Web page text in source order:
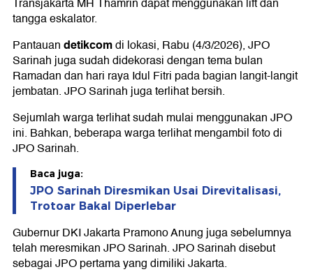
Transjakarta MH Thamrin dapat menggunakan lift dan
tangga eskalator.
Pantauandetikcomdi lokasi, Rabu (4/3/2026), JPO
Sarinah juga sudah didekorasi dengan tema bulan
Ramadan dan hari raya Idul Fitri pada bagian langit-langit
jembatan. JPO Sarinah juga terlihat bersih.
Sejumlah warga terlihat sudah mulai menggunakan JPO
ini. Bahkan, beberapa warga terlihat mengambil foto di
JPO Sarinah.
Baca juga:
JPO Sarinah Diresmikan Usai Direvitalisasi,
Trotoar Bakal Diperlebar
Gubernur DKI Jakarta Pramono Anung juga sebelumnya
telah meresmikan JPO Sarinah. JPO Sarinah disebut
sebagai JPO pertama yang dimiliki Jakarta.